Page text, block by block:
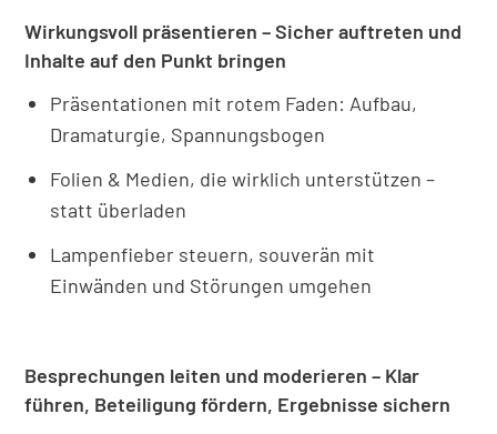
Wirkungsvoll präsentieren – Sicher auftreten und
Inhalte auf den Punkt bringen
Präsentationen mit rotem Faden: Aufbau,
Dramaturgie, Spannungsbogen
Folien & Medien, die wirklich unterstützen –
statt überladen
Lampenfieber steuern, souverän mit
Einwänden und Störungen umgehen
Besprechungen leiten und moderieren – Klar
führen, Beteiligung fördern, Ergebnisse sichern